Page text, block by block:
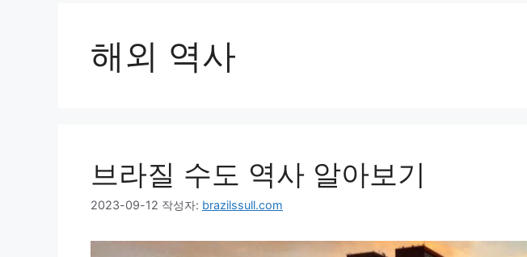
해외 역사
브라질 수도 역사 알아보기
2023-09-12 작성자: brazilssull.com